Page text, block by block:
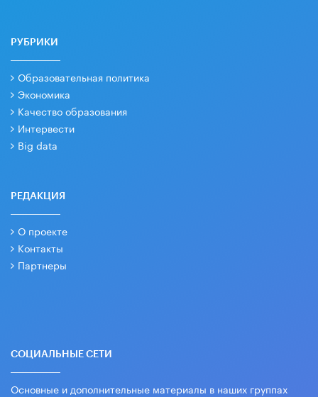
РУБРИКИ
Образовательная политика
Экономика
Качество образования
Интервести
Big data
РЕДАКЦИЯ
О проекте
Контакты
Партнеры
СОЦИАЛЬНЫЕ СЕТИ
Основные и дополнительные материалы в наших группах